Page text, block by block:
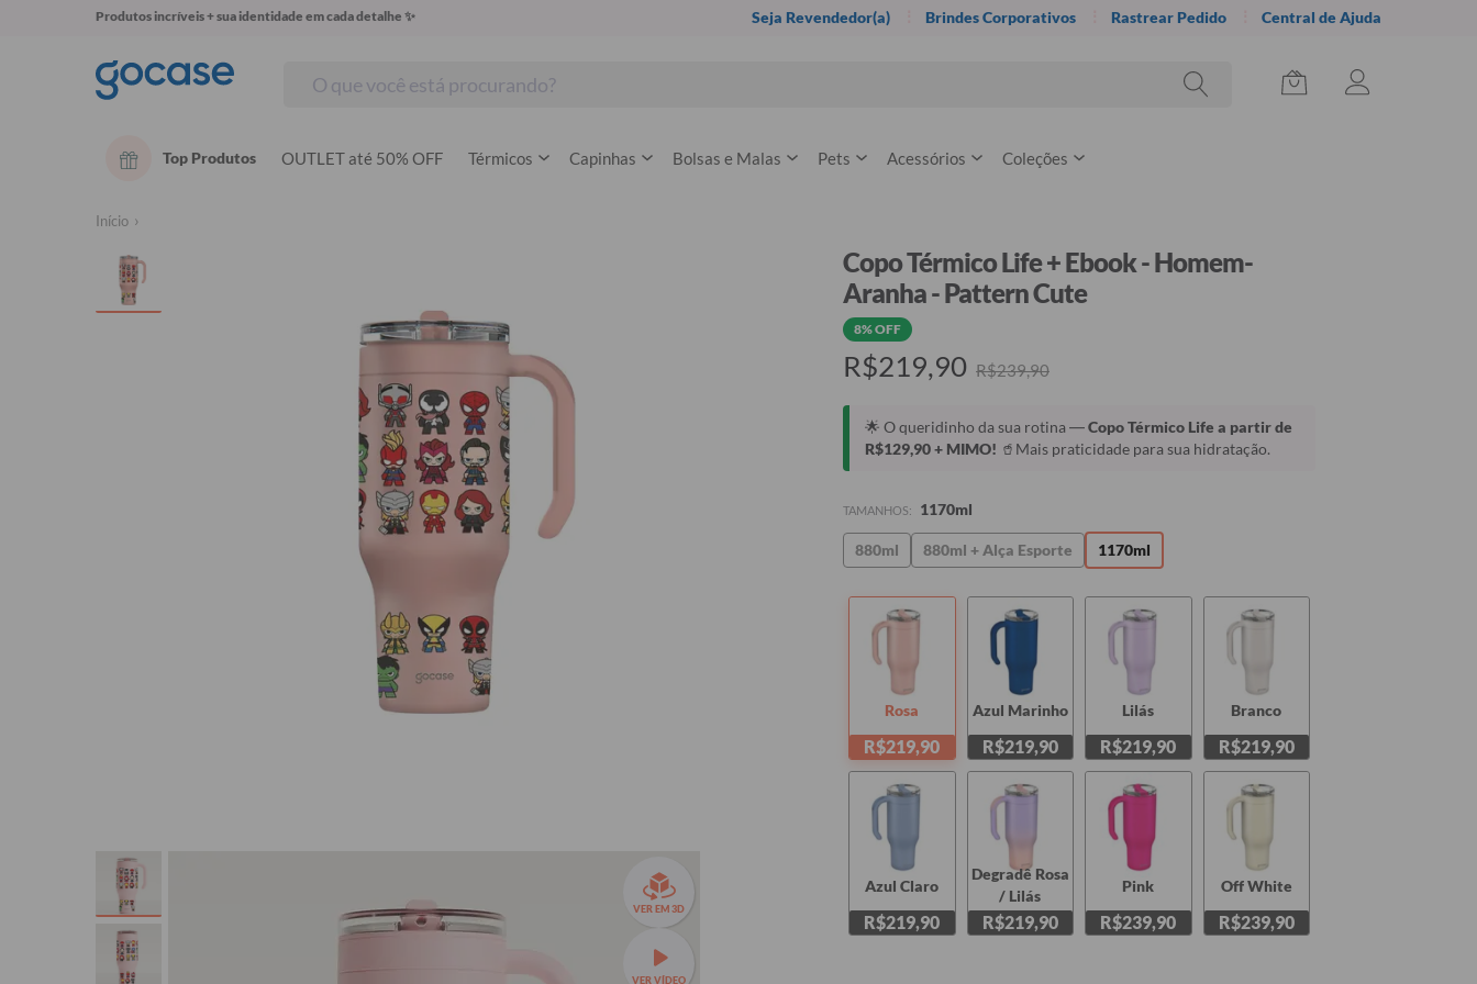
Produtos incríveis + sua identidade em cada detalhe ✨ Seja Revendedor(a) Brindes Corporativos Rastrear Pedido Central de Ajuda
Top Produtos OUTLET até 50% OFF Térmicos Capinhas Bolsas e Malas Pets Acessórios Coleções
Início
VER EM 3D
VER VÍDEO
Copo Térmico Life + Ebook - Homem-
Aranha - Pattern Cute
R$239,90
R$219,90
8% OFF
🌟 O queridinho da sua rotina —Copo Térmico Life a partir de
R$129,90 + MIMO! 🥤Mais praticidade para sua hidratação.
TAMANHOS: 1170ml
880ml 880ml + Alça Esporte 1170ml
Rosa
R$219,90
Azul Marinho
R$219,90
Lilás
R$219,90
Branco
R$219,90
Azul Claro
R$219,90
Degradê Rosa
/ Lilás
R$219,90
Pink
R$239,90
Off White
R$239,90